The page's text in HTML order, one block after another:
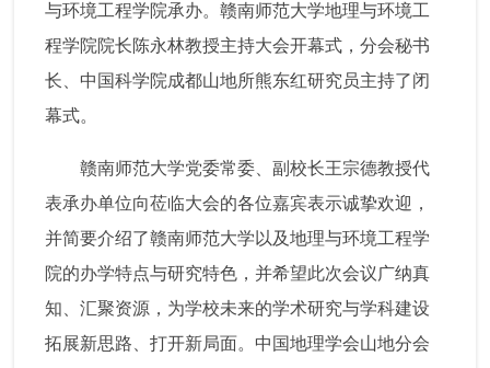
与环境工程学院承办。赣南师范大学地理与环境工
程学院院长陈永林教授主持大会开幕式，分会秘书
长、中国科学院成都山地所熊东红研究员主持了闭
幕式。
赣南师范大学党委常委、副校长王宗德教授代
表承办单位向莅临大会的各位嘉宾表示诚挚欢迎，
并简要介绍了赣南师范大学以及地理与环境工程学
院的办学特点与研究特色，并希望此次会议广纳真
知、汇聚资源，为学校未来的学术研究与学科建设
拓展新思路、打开新局面。中国地理学会山地分会